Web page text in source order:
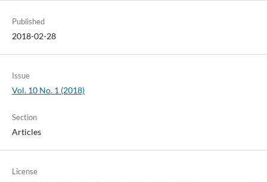
Published
2018-02-28
Issue
Vol. 10 No. 1 (2018)
Section
Articles
License